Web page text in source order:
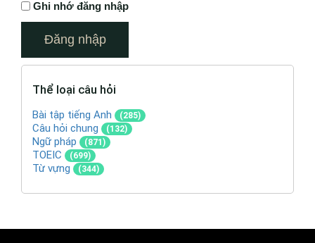
Ghi nhớ đăng nhập
Thể loại câu hỏi
Bài tập tiếng Anh (285)
Câu hỏi chung (132)
Ngữ pháp (871)
TOEIC (699)
Từ vựng (344)